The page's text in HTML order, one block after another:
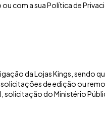
com a sua Política de
da Lojas Kings, sendo
solicitações de edição ou
solicitação do Ministério